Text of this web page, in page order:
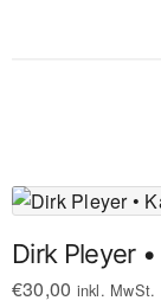
Dirk Pleyer
€30,00 inkl. MwSt.